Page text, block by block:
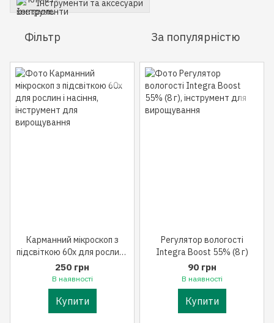
Інструменти та аксесуари
Фільтр За популярністю
Карманний мікроскоп з
підсвіткою 60x для рослин і
насіння
250 грн
В наявності
Купити
Регулятор вологості
Integra Boost 55% (8 г)
90 грн
В наявності
Купити